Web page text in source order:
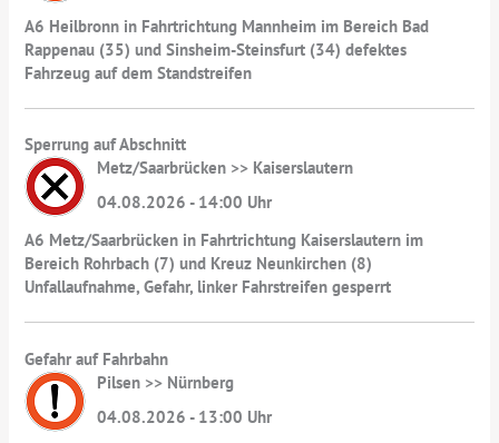
A6 Heilbronn in Fahrtrichtung Mannheim im Bereich Bad
Rappenau (35) und Sinsheim-Steinsfurt (34) defektes
Fahrzeug auf dem Standstreifen
Sperrung auf Abschnitt
Metz/Saarbrücken >> Kaiserslautern
04.08.2026 - 14:00 Uhr
A6 Metz/Saarbrücken in Fahrtrichtung Kaiserslautern im
Bereich Rohrbach (7) und Kreuz Neunkirchen (8)
Unfallaufnahme, Gefahr, linker Fahrstreifen gesperrt
Gefahr auf Fahrbahn
Pilsen >> Nürnberg
04.08.2026 - 13:00 Uhr